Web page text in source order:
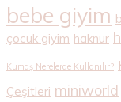
bebe giyim
çocuk giyim haknur
Kumaş Nerelerde Kullanılır?
Çeşitleri miniworld